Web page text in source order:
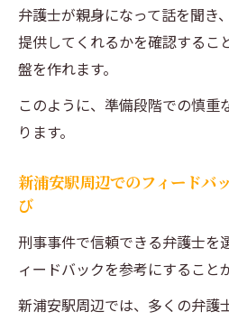
弁護士が親身になって話を聞き
提供してくれるかを確認するこ
盤を作れます。
このように、準備段階での慎重
ります。
新浦安駅周辺でのフィードバ
び
刑事事件で信頼できる弁護士を
ィードバックを参考にすること
新浦安駅周辺では、多くの弁護